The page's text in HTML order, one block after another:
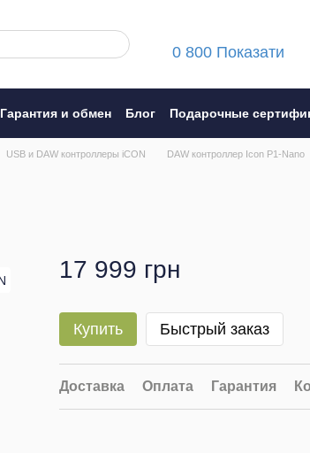
0 800 Показати
Гарантия и обмен Блог Подарочные
USB и DAW контроллеры iCON DAW контроллер Icon P1-Nano
17 999 грн
Купить Быстрый заказ
Доставка Оплата Гарантия